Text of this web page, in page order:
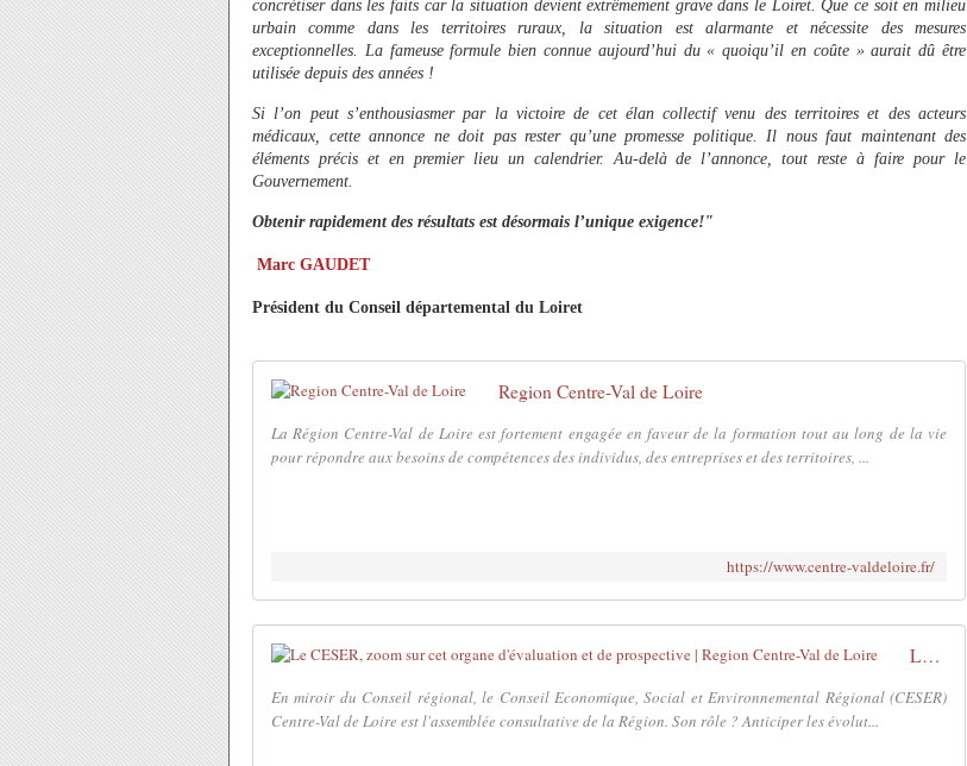
concrétiser dans les faits car la situation devient extrêmement grave dans le Loiret. Que ce soit en milieu
urbain comme dans les territoires ruraux, la situation est alarmante et nécessite des mesures
exceptionnelles. La fameuse formule bien connue aujourd’hui du « quoiqu’il en coûte » aurait dû être
utilisée depuis des années !
Si l’on peut s’enthousiasmer par la victoire de cet élan collectif venu des territoires et des acteurs
médicaux, cette annonce ne doit pas rester qu’une promesse politique. Il nous faut maintenant des
éléments précis et en premier lieu un calendrier. Au-delà de l’annonce, tout reste à faire pour le
Gouvernement.
Obtenir rapidement des résultats est désormais l’unique exigence!"
Marc GAUDET
Président du Conseil départemental du Loiret
Region Centre-Val de Loire
La Région Centre-Val de Loire est fortement engagée en faveur de la formation tout au long de la vie
pour répondre aux besoins de compétences des individus, des entreprises et des territoires, ...
https://www.centre-valdeloire.fr/
Le CESER, zoom sur cet organe d'évaluation et de prospective | Region Centre-Val de Loire
En miroir du Conseil régional, le Conseil Economique, Social et Environnemental Régional (CESER)
Centre-Val de Loire est l'assemblée consultative de la Région. Son rôle ? Anticiper les évolut...